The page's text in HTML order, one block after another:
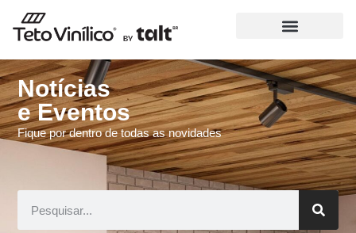
Notícias
e Eventos
Fique por dentro de todas as novidades